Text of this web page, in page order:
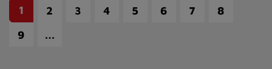
1 2 3 4 5 6 7
8
9
…